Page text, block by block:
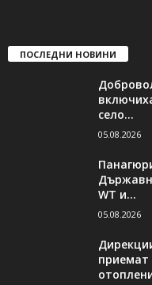
ПОСЛЕДНИ НОВИНИ
село...
05.08.2026
WT и...
05.08.2026
приемат